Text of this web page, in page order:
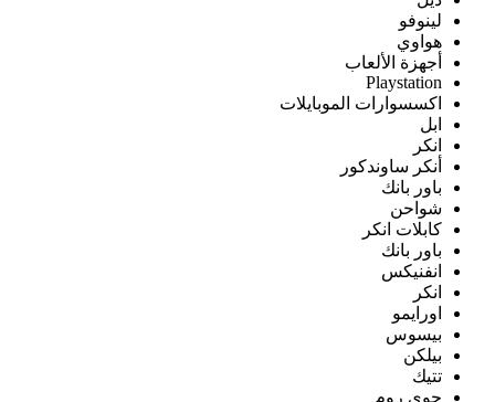
لينوفو
هواوي
أجهزة الألعاب
Playstation
اكسسوارات الموبايلات
ابل
انكر
أنكر ساوندكور
باور بانك
شواحن
كابلات انكر
باور بانك
انفنيكس
انكر
اورايمو
بيسوس
بيلكن
تتيك
جوى روم